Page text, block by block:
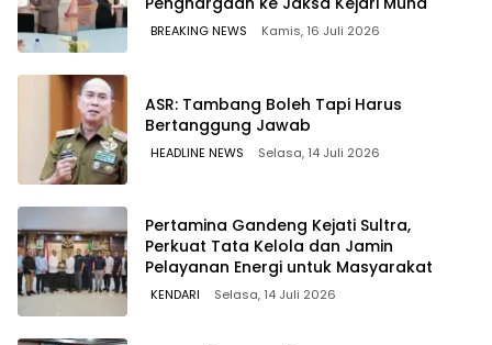
BREAKING NEWS Kamis, 16 Juli 2026
ASR: Tambang Boleh Tapi Harus
Bertanggung Jawab
HEADLINE NEWS Selasa, 14 Juli 2026
Pertamina Gandeng Kejati Sultra,
Perkuat Tata Kelola dan Jamin
Pelayanan Energi untuk Masyarakat
KENDARI Selasa, 14 Juli 2026